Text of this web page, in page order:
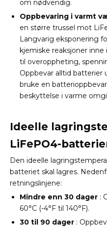
om nødvendig.
Oppbevaring i varmt
en større trussel mot
Langvarig eksponering
kjemiske reaksjoner
til overoppheting,
Oppbevar alltid batterier
bruke en
beskyttelse i varme
Ideelle
LiFePO4-
Den ideelle
batteriet skal lagres.
retningslinjene:
Mindre enn 30 dager :
60°C (-4°F til 140°F).
30 til 90 dager :